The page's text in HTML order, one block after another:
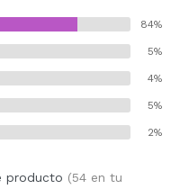
84%
5%
4%
5%
2%
producto (54 en tu